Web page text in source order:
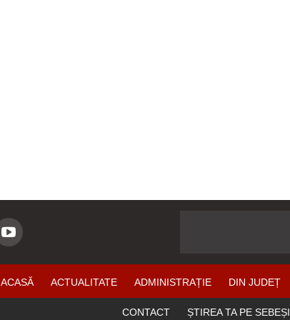
ACASĂ ACTUALITATE ADMINISTRAȚIE DIN JUDEȚ
CONTACT ȘTIREA TA PE